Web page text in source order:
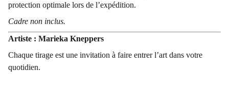
protection optimale lors de l’expédition.
Cadre non inclus.
Artiste : Marieka Kneppers
Chaque tirage est une invitation à faire entrer l’art dans votre
quotidien.